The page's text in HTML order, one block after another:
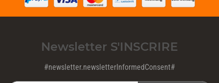
Newsletter S'INSCRIRE
#newsletter.newsletterInformedConsent#